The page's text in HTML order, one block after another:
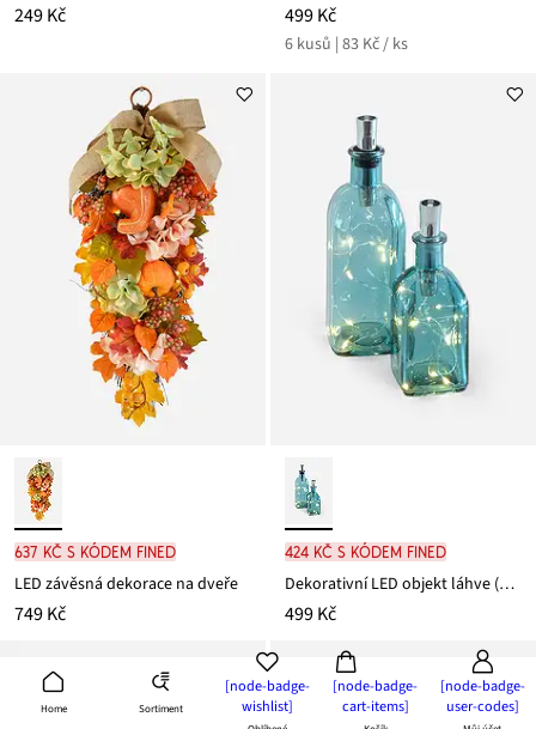
Home Sortiment
[node-badge-
wishlist]
[node-badge-
cart-items]
[node-badge-
user-codes]
249 Kč 499 Kč
6 kusů | 83 Kč / ks
637 Kč s kódem FINED
LED závěsná dekorace na dveře
749 Kč
424 Kč s kódem FINED
Dekorativní LED objekt láhve (2dílná sada)
499 Kč